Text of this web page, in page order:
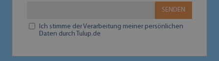
SENDEN
Ich stimme der Verarbeitung meiner persönlichen
Daten durch Tulup.de